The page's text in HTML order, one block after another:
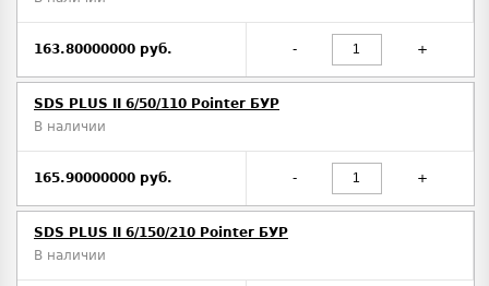
163.80000000 руб. - +
SDS PLUS II 6/50/110 Pointer БУР
В наличии
165.90000000 руб. - +
SDS PLUS II 6/150/210 Pointer БУР
В наличии